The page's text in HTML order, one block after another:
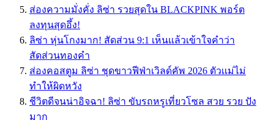
ส่องความมั่งคั่ง ลิซ่า รวยสุดใน BLACKPINK พอร์ต
ลงทุนสุดอึ้ง!
ลิซ่า หุ่นโกงมาก! สัดส่วน 9:1 เห็นแล้วเข้าใจคำว่า
สัดส่วนทองคำ
ส่องคอสตูม ลิซ่า ชุดขาวฟีฟ่าเวิลด์คัพ 2026 ตัวเเม่ไม่
ทำให้ผิดหวัง
ชีวิตดีจนน่าอิจฉา! ลิซ่า ขับรถหรูเที่ยวโซล สวย รวย ปัง
มาก